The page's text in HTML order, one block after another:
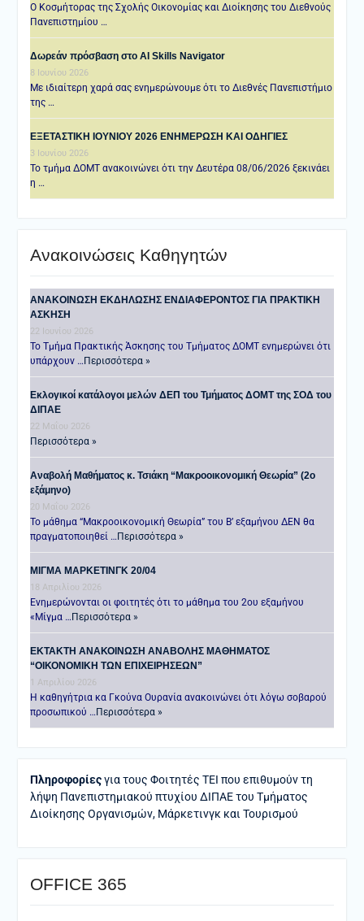
Ο Κοσμήτορας της Σχολής Οικονομίας και Διοίκησης του Διεθνούς
Πανεπιστημίου …
Δωρεάν πρόσβαση στο AI Skills Navigator
8 Ιουνίου 2026
Με ιδιαίτερη χαρά σας ενημερώνουμε ότι το Διεθνές Πανεπιστήμιο
της …
ΕΞΕΤΑΣΤΙΚΗ IOYNIOY 2026 ΕΝΗΜΕΡΩΣΗ ΚΑΙ ΟΔΗΓΙΕΣ
3 Ιουνίου 2026
Το τμήμα ΔΟΜΤ ανακοινώνει ότι την Δευτέρα 08/06/2026 ξεκινάει
η …
Ανακοινώσεις Καθηγητών
ANAKOINΩΣΗ ΕΚΔΗΛΩΣΗΣ ΕΝΔΙΑΦΕΡΟΝΤΟΣ ΓΙΑ ΠΡΑΚΤΙΚΗ
ΑΣΚΗΣΗ
22 Ιουνίου 2026
Το Τμήμα Πρακτικής Άσκησης του Τμήματος ΔΟΜΤ ενημερώνει ότι
υπάρχουν …Περισσότερα »
Εκλογικοί κατάλογοι μελών ΔΕΠ του Τμήματος ΔΟΜΤ της ΣΟΔ του
ΔΙΠΑΕ
22 Μαΐου 2026
Περισσότερα »
Αναβολή Μαθήματος κ. Τσιάκη “Μακροοικονομική Θεωρία” (2ο
εξάμηνο)
20 Μαΐου 2026
Το μάθημα “Μακροοικονομική Θεωρία” του Β’ εξαμήνου ΔΕΝ θα
πραγματοποιηθεί …Περισσότερα »
ΜΙΓΜΑ ΜΑΡΚΕΤΙΝΓΚ 20/04
18 Απριλίου 2026
Ενημερώνονται οι φοιτητές ότι το μάθημα του 2ου εξαμήνου
«Μίγμα …Περισσότερα »
ΕΚΤΑΚΤΗ ΑΝΑΚΟΙΝΩΣΗ ΑΝΑΒΟΛΗΣ ΜΑΘΗΜΑΤΟΣ
“ΟΙΚΟΝΟΜΙΚΗ ΤΩΝ ΕΠΙΧΕΙΡΗΣΕΩΝ”
1 Απριλίου 2026
Η καθηγήτρια κα Γκούνα Ουρανία ανακοινώνει ότι λόγω σοβαρού
προσωπικού …Περισσότερα »
Πληροφορίεςγια τους Φοιτητές ΤΕΙ που επιθυμούν τη
λήψη Πανεπιστημιακού πτυχίου ΔΙΠΑΕ του Τμήματος
Διοίκησης Οργανισμών, Μάρκετινγκ και Τουρισμού
ΟFFICE 365